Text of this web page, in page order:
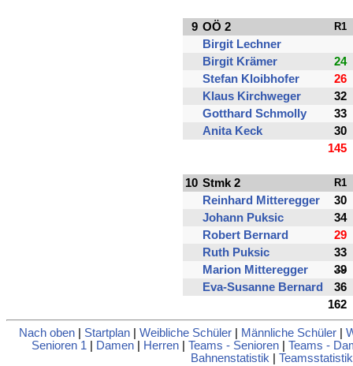
9 OÖ 2 R1
Birgit Lechner
Birgit Krämer
24
Stefan Kloibhofer
26
Klaus Kirchweger
32
Gotthard Schmolly
33
Anita Keck
30
145
10 Stmk 2 R1
Reinhard Mitteregger
30
Johann Puksic
34
Robert Bernard
29
Ruth Puksic
33
Marion Mitteregger
39
Eva-Susanne Bernard
36
162
Nach oben| Startplan| Weibliche Schüler| Männliche Schüler|
Senioren 1
Damen Herren Teams - Senioren
Teams -
Bahnenstatistik
Teamsstatistik